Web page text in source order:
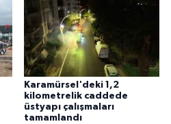
Karamürsel'deki 1,2
kilometrelik caddede
üstyapı çalışmaları
tamamlandı